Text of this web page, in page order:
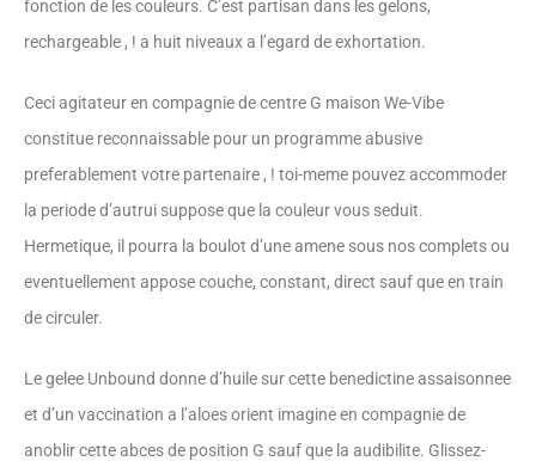
fonction de les couleurs. C’est partisan dans les gelons,
rechargeable , ! a huit niveaux a l’egard de exhortation.
Ceci agitateur en compagnie de centre G maison We-Vibe
constitue reconnaissable pour un programme abusive
preferablement votre partenaire , ! toi-meme pouvez accommoder
la periode d’autrui suppose que la couleur vous seduit.
Hermetique, il pourra la boulot d’une amene sous nos complets ou
eventuellement appose couche, constant, direct sauf que en train
de circuler.
Le gelee Unbound donne d’huile sur cette benedictine assaisonnee
et d’un vaccination a l’aloes orient imagine en compagnie de
anoblir cette abces de position G sauf que la audibilite. Glissez-